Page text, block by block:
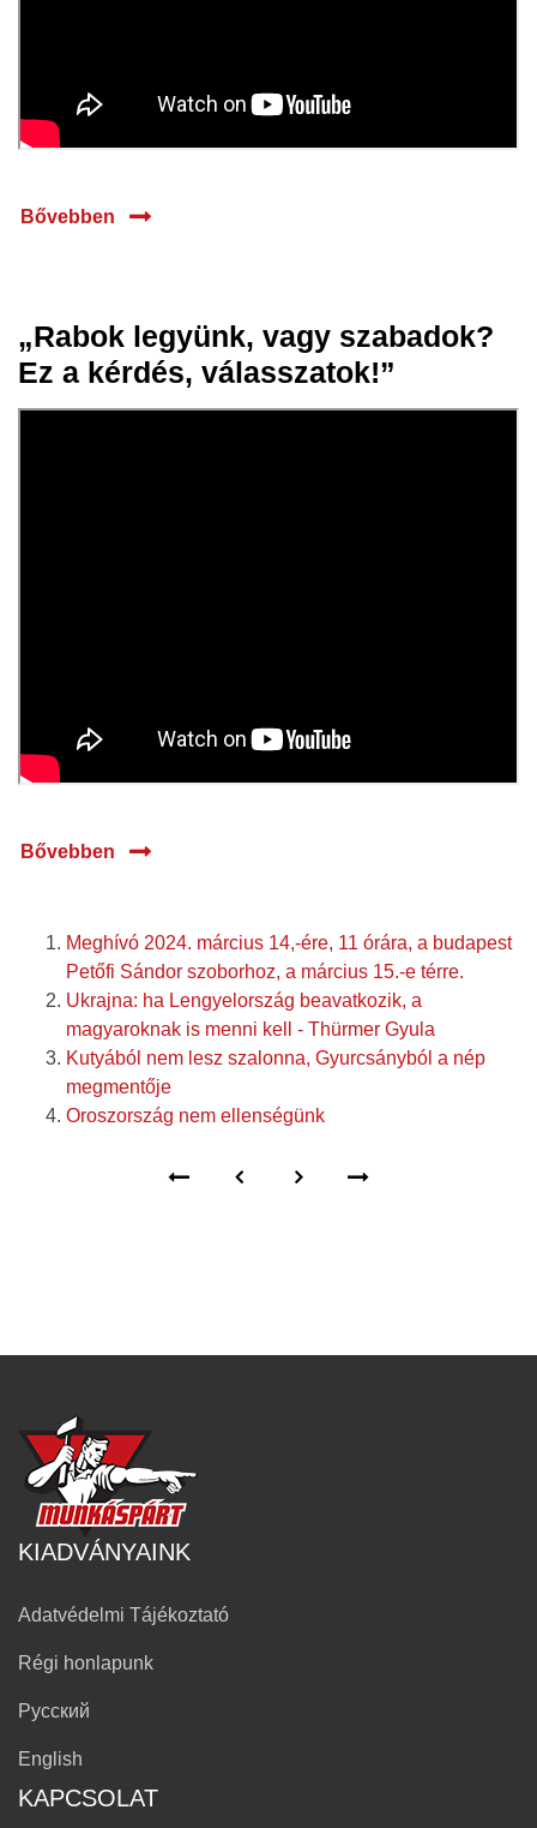
Bővebben
18 márc.
2024
„Rabok legyünk, vagy szabadok?
Ez a kérdés, válasszatok!”
Bővebben
Meghívó 2024. március 14,-ére, 11 órára, a budapest
Petőfi Sándor szoborhoz, a március 15.-e térre.
Ukrajna: ha Lengyelország beavatkozik, a
magyaroknak is menni kell - Thürmer Gyula
Kutyából nem lesz szalonna, Gyurcsányból a nép
megmentője
Oroszország nem ellenségünk
KIADVÁNYAINK
Adatvédelmi Tájékoztató
Régi honlapunk
Русский
English
KAPCSOLAT